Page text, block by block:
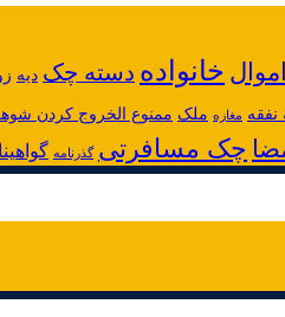
خانواده دسته چک دیه
نفقه مغازه ملک ممنوع الخروج کردن
چک مسافرتی گذرنامه